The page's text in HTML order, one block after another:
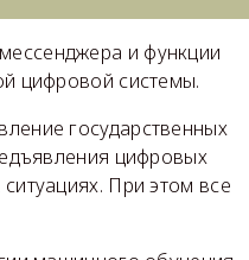
и функции
цифровой системы.
государственных
цифровых
При этом все